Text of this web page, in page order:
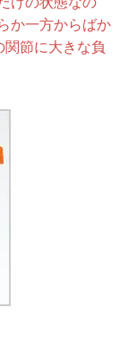
か一方からばか
関節に大きな負